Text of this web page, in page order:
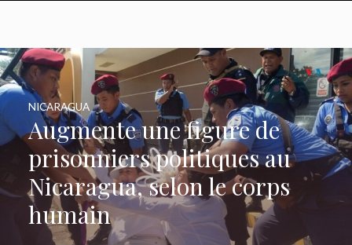
Augmente une figure de
prisonniers politiques au
Nicaragua, selon le corps
humain
NICARAGUA